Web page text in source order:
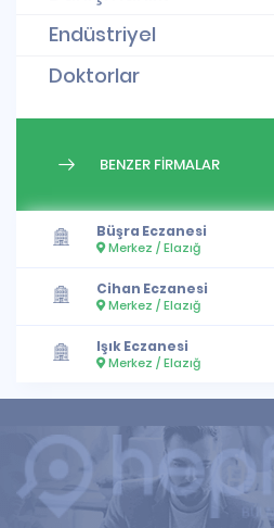
Endüstriyel
Doktorlar
BENZER FİRMALAR
Büşra Eczanesi
Merkez / Elazığ
Cihan Eczanesi
Merkez / Elazığ
Işık Eczanesi
Merkez / Elazığ